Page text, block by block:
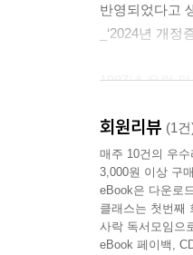
반영되었다고
_‘2024년 개정
1987년 유럽
이원복 교수의
어깨를 나란히
《먼나라 이
바라보고자 노
보완을 거듭
회원리뷰 (1건
매주 10건의 우
3,000원 이상 구
eBook은 다운로
클래스는 첫번째
사락 독서모임으
eBook 페이백,